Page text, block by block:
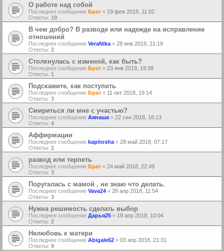
О работе над собой
Последнее сообщение Брат « 19 фев 2019, 11:02
Ответы: 19
В чем добро? В разводе или надежде на исправление
отношений
Последнее сообщение VeraNika « 28 янв 2019, 21:19
Ответы: 2
Столкнулась с изменой, как быть?
Последнее сообщение Брат « 23 янв 2019, 19:38
Ответы: 1
Подскажите, как поступить
Последнее сообщение Брат « 11 окт 2018, 19:14
Ответы: 3
Смириться ли мне с участью?
Последнее сообщение Аянаша « 22 сен 2018, 16:13
Ответы: 4
Аффирмации
Последнее сообщение kapitosha « 28 май 2018, 07:17
Ответы: 2
развод или терпеть
Последнее сообщение Брат « 24 май 2018, 22:49
Ответы: 3
Поругалась с мамой , не знаю что делать.
Последнее сообщение Vava24 « 28 апр 2018, 11:54
Ответы: 3
Нужна решимость сделать выбор
Последнее сообщение Дарья25 « 18 апр 2018, 10:04
Ответы: 2
Нелюбовь к матери
Последнее сообщение Abigale62 « 03 апр 2018, 21:31
Ответы: 9